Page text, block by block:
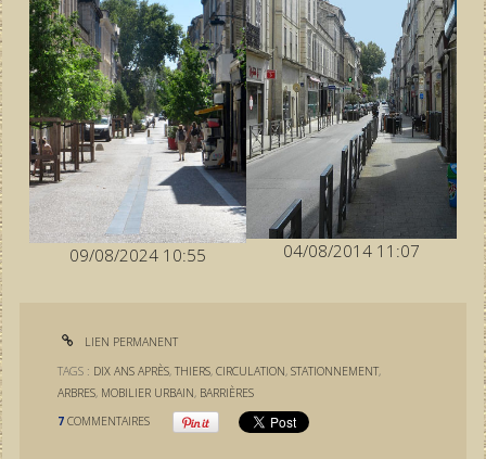
09/08/2024 10:55 04/08/2014 11:07
LIEN PERMANENT
TAGS : DIX ANS APRÈS,THIERS,CIRCULATION,STATIONNEMENT,
ARBRES, MOBILIER URBAIN, BARRIÈRES
7 COMMENTAIRES